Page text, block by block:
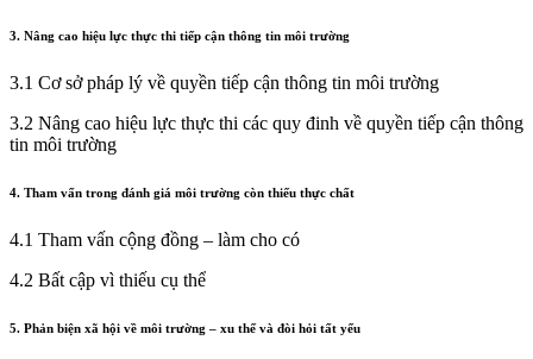
3. Nâng cao hiệu lực thực thi tiếp cận thông tin môi trường
3.1 Cơ sở pháp lý về quyền tiếp cận thông tin môi trường
3.2 Nâng cao hiệu lực thực thi các quy đinh về quyền tiếp cận thông
tin môi trường
4. Tham vấn trong đánh giá môi trường còn thiếu thực chất
4.1 Tham vấn cộng đồng – làm cho có
4.2 Bất cập vì thiếu cụ thể
5. Phản biện xã hội về môi trường – xu thế và đòi hỏi tất yếu